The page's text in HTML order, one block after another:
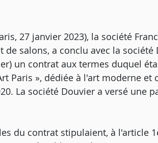
27 janvier 2023), la société
salons, a conclu avec la société
un contrat aux termes duquel
Paris », dédiée à l'art moderne
La société Douvier a versé une
du contrat stipulaient, à l'article